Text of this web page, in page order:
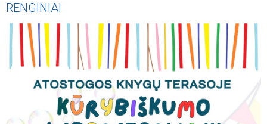
RENGINIAI